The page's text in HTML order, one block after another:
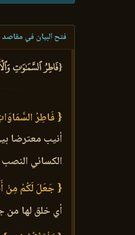
فتح البيان في
{فَاطِرُ ٱلسَّمَٰوَٰتِ
{ فَاطِرُ
أنيب معترضا
الكسائي
{ جَعَلَ لَكُمْ مِنْ
أي خلق لها من